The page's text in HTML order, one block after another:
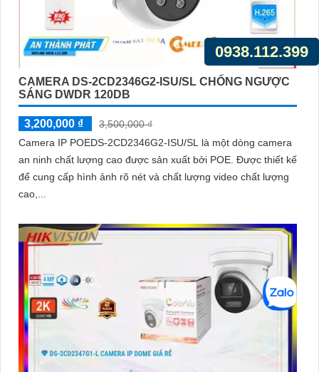
CAMERA DS-2CD2346G2-ISU/SL CHỐNG NGƯỢC
SÁNG DWDR 120DB
3,200,000 ₫
3,500,000 ₫
Camera IP POEDS-2CD2346G2-ISU/SL là một dòng camera
an ninh chất lượng cao được sản xuất bởi POE. Được thiết kế
để cung cấp hình ảnh rõ nét và chất lượng video chất lượng
cao,...
0938.112.399